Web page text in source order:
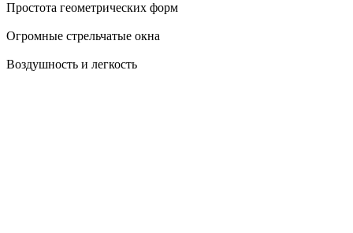
Простота геометрических форм
Огромные стрельчатые окна
Воздушность и легкость